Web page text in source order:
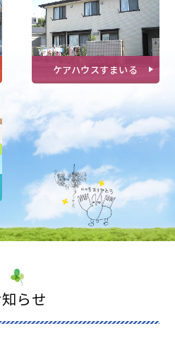
ケアハウスすまいる
らせ